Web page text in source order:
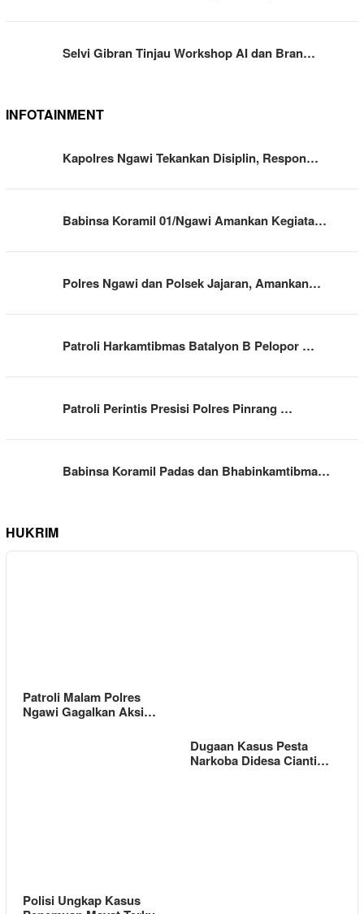
Selvi Gibran Tinjau Workshop AI dan Bran…
INFOTAINMENT
Kapolres Ngawi Tekankan Disiplin, Respon…
Babinsa Koramil 01/Ngawi Amankan Kegiata…
Polres Ngawi dan Polsek Jajaran, Amankan…
Patroli Harkamtibmas Batalyon B Pelopor …
Patroli Perintis Presisi Polres Pinrang …
Babinsa Koramil Padas dan Bhabinkamtibma…
HUKRIM
Patroli Malam Polres
Ngawi Gagalkan Aksi…
Dugaan Kasus Pesta
Narkoba Didesa Cianti…
Polisi Ungkap Kasus